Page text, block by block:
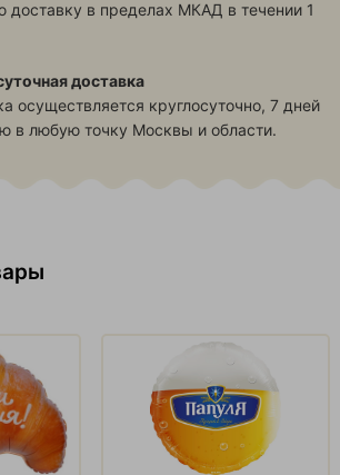
доставку в пределах МКАД в течении 1
доставка
осуществляется круглосуточно, 7 дней
в любую точку Москвы и области.